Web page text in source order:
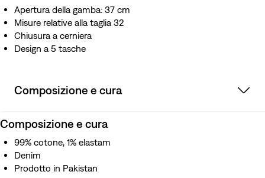
Apertura della gamba: 37 cm
Misure relative alla taglia 32
Chiusura a cerniera
Design a 5 tasche
Composizione e cura
Composizione e cura
99% cotone, 1% elastam
Denim
Prodotto in Pakistan